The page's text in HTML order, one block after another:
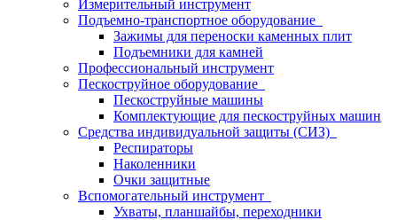
Измерительный инструмент
Подъемно-транспортное оборудование
Зажимы для переноски каменных плит
Подъемники для камней
Профессиональный инструмент
Пескоструйное оборудование
Пескоструйные машины
Комплектующие для пескоструйных машин
Средства индивидуальной защиты (СИЗ)
Респираторы
Наколенники
Очки защитные
Вспомогательный инструмент
Ухваты, планшайбы, переходники